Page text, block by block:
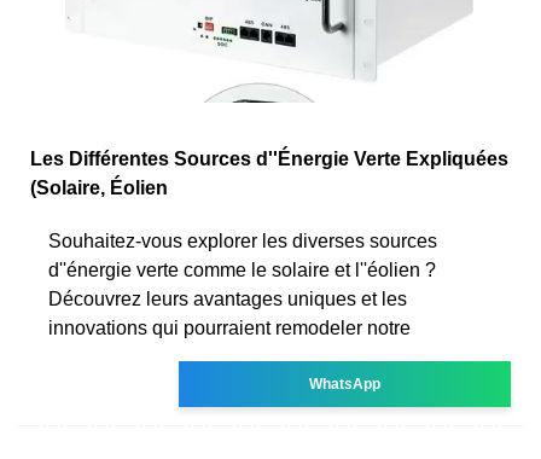
Les Différentes Sources d''Énergie Verte Expliquées
(Solaire, Éolien
Souhaitez-vous explorer les diverses sources
d''énergie verte comme le solaire et l''éolien ?
Découvrez leurs avantages uniques et les
innovations qui pourraient remodeler notre
WhatsApp